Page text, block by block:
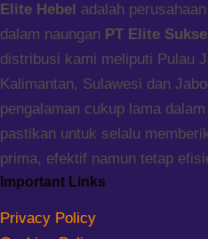
Elite Hebel adalah
dalam naungan PT Elite
distribusi kami meliputi Pulau
Kalimantan, Sulawesi dan
pengalaman cukup lama
pastikan untuk selalu
prima, efektif namun tetap
Important Links
Privacy Policy